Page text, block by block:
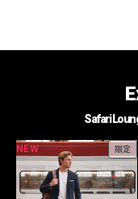
Safari
NEW 限定